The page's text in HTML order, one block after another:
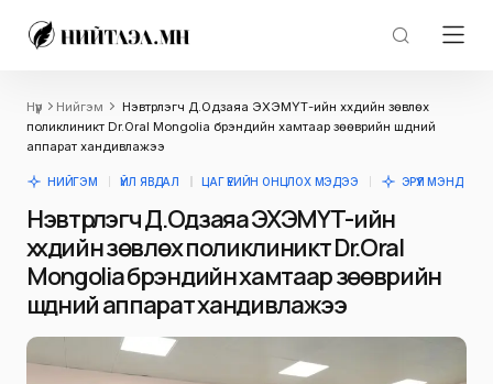
Нүүр Нийгэм
Нэвтрүүлэгч Д.Одзаяа ЭХЭМҮТ-ийн хүүхдийн зөвлөх
поликлиникт Dr.Oral Mongolia брэндийн хамтаар зөөврийн шүдний
аппарат хандивлажээ
НИЙГЭМ ҮЙЛ ЯВДАЛ ЦАГ ҮЕИЙН ОНЦЛОХ МЭДЭЭ ЭРҮҮЛ МЭНД
Нэвтрүүлэгч Д.Одзаяа ЭХЭМҮТ-ийн
хүүхдийн зөвлөх поликлиникт Dr.Oral
Mongolia брэндийн хамтаар зөөврийн
шүдний аппарат хандивлажээ